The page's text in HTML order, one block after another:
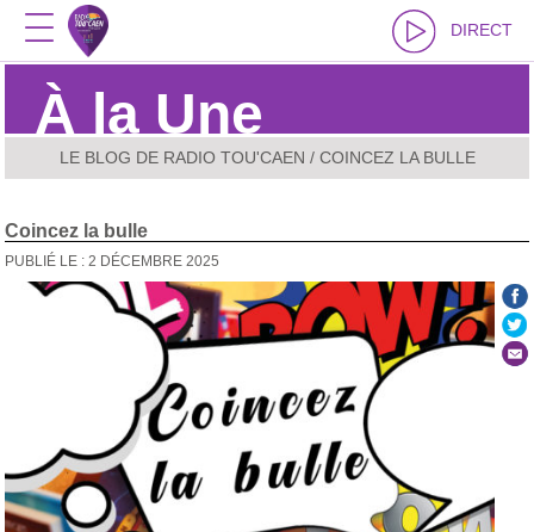
DIRECT
À la Une
LE BLOG DE RADIO TOU'CAEN / COINCEZ LA BULLE
Coincez la bulle
PUBLIÉ LE : 2 DÉCEMBRE 2025